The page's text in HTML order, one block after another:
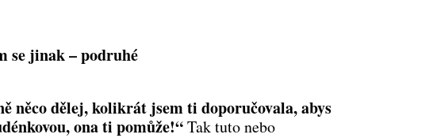
se jinak – podruhé
něco dělej, kolikrát jsem ti doporučovala, abys
ona ti pomůže!“Tak tuto nebo